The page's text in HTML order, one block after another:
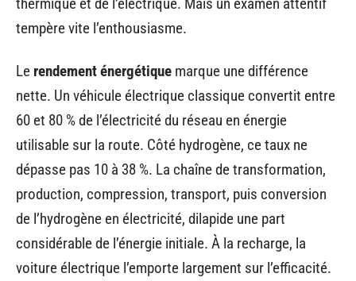
tempère vite l’enthousiasme.
Le rendement énergétique marque une différence
nette. Un véhicule électrique classique convertit entre
60 et 80 % de l’électricité du réseau en énergie
utilisable sur la route. Côté hydrogène, ce taux ne
dépasse pas 10 à 38 %. La chaîne de transformation,
production, compression, transport, puis conversion
de l’hydrogène en électricité, dilapide une part
considérable de l’énergie initiale. À la recharge, la
voiture électrique l’emporte largement sur l’efficacité.